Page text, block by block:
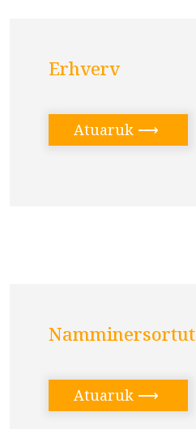
Erhverv
Atuaruk ⟶
Namminersortut
Atuaruk ⟶